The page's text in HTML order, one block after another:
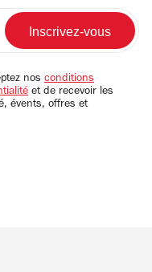
nos conditions
et de recevoir les
évents, offres et